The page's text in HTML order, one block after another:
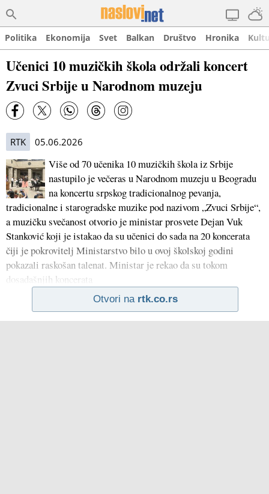
Politika Ekonomija Svet Balkan Društvo Hronika
Učenici 10 muzičkih škola održali koncert
Zvuci Srbije u Narodnom muzeju
RTK 05.06.2026
Više od 70 učenika 10 muzičkih škola iz Srbije
nastupilo je večeras u Narodnom muzeju u Beogradu
na koncertu srpskog tradicionalnog pevanja,
tradicionalne i starogradske muzike pod nazivom „Zvuci Srbije“,
a muzičku svečanost otvorio je ministar prosvete Dejan Vuk
Stanković koji je istakao da su učenici do sada na 20 koncerata
čiji je pokrovitelj Ministarstvo bilo u ovoj školskoj godini
pokazali raskošan talenat. Ministar je rekao da su tokom
dosadašnjih koncerata
Otvori na rtk.co.rs